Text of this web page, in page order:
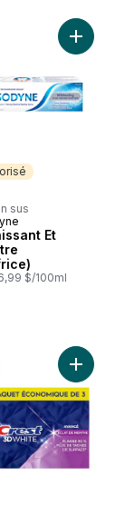
Blanchissant
sus
Et
$/100ml
Ajouter
optic
Ajouter